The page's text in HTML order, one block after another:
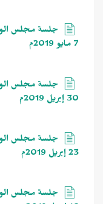
7 مايو 2019م
30 إبريل 2019م
23 إبريل 2019م